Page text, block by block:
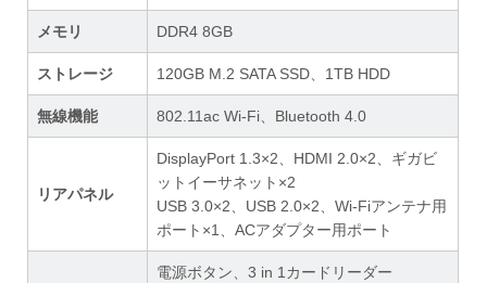
メモリ DDR4 8GB
ストレージ 120GB M.2 SATA SSD、1TB HDD
無線機能 802.11ac Wi-Fi、Bluetooth 4.0
リアパネル
DisplayPort 1.3×2、HDMI 2.0×2、ギガビ
ットイーサネット×2
USB 3.0×2、USB 2.0×2、Wi-Fiアンテナ用
ポート×1、ACアダプター用ポート
電源ボタン、3 in 1カードリーダー